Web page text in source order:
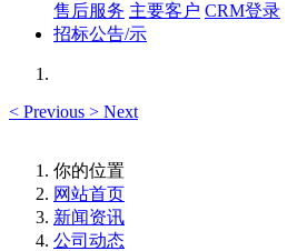
售后服务 主要客户 CRM登录
招标公告/示
< Previous > Next
你的位置
网站首页
新闻资讯
公司动态